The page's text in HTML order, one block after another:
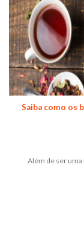
Saiba como os
Além de ser uma